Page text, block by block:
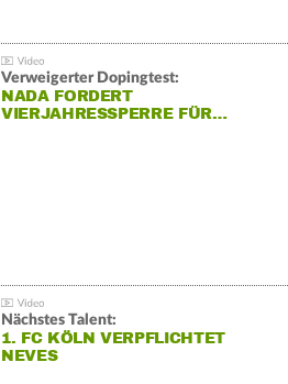
Verweigerter Dopingtest:
NADA FORDERT
VIERJAHRESSPERRE FÜR…
Nächstes Talent:
1. FC KÖLN VERPFLICHTET
NEVES